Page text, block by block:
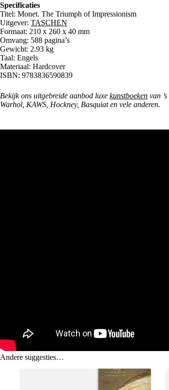
Specificaties
Titel: Monet. The Triumph of Impressionism
Uitgever: TASCHEN
Formaat: 210 x 260 x 40 mm
Omvang: 588 pagina’s
Gewicht: 2.93 kg
Taal: Engels
Materiaal: Hardcover
ISBN: 9783836590839
Bekijk ons uitgebreide aanbod luxe kunstboeken van
Warhol, KAWS, Hockney, Basquiat en vele anderen.
Andere suggesties…